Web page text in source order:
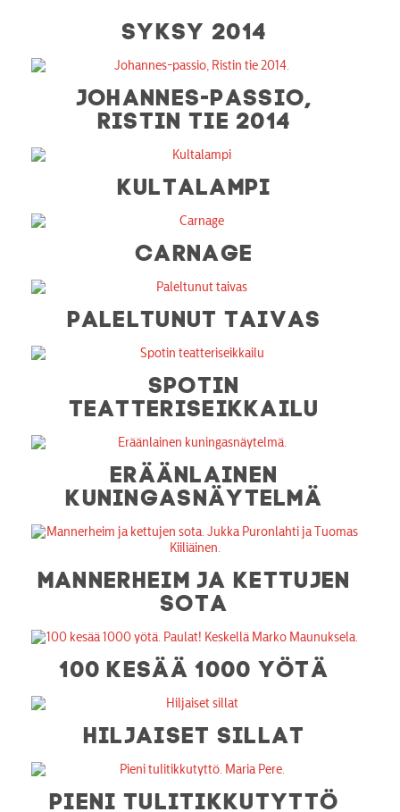
SYKSY 2014
JOHANNES-PASSIO,
RISTIN TIE 2014
KULTALAMPI
CARNAGE
PALELTUNUT TAIVAS
SPOTIN
TEATTERISEIKKAILU
ERÄÄNLAINEN
KUNINGASNÄYTELMÄ
MANNERHEIM JA KETTUJEN
SOTA
100 KESÄÄ 1000 YÖTÄ
HILJAISET SILLAT
PIENI TULITIKKUTYTTÖ